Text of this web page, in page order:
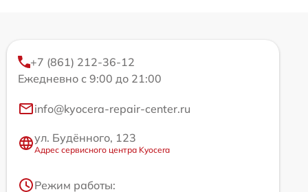
+7 (861) 212-36-12
Ежедневно с 9:00 до 21:00
info@kyocera-repair-center.ru
ул. Будённого, 123
Адрес сервисного центра Kyocera
Режим работы: